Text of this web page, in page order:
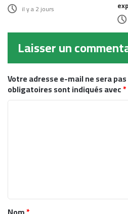
il y a 2 jours
Laisser un
Votre adresse e-mail ne sera
obligatoires sont indiqués avec*
t